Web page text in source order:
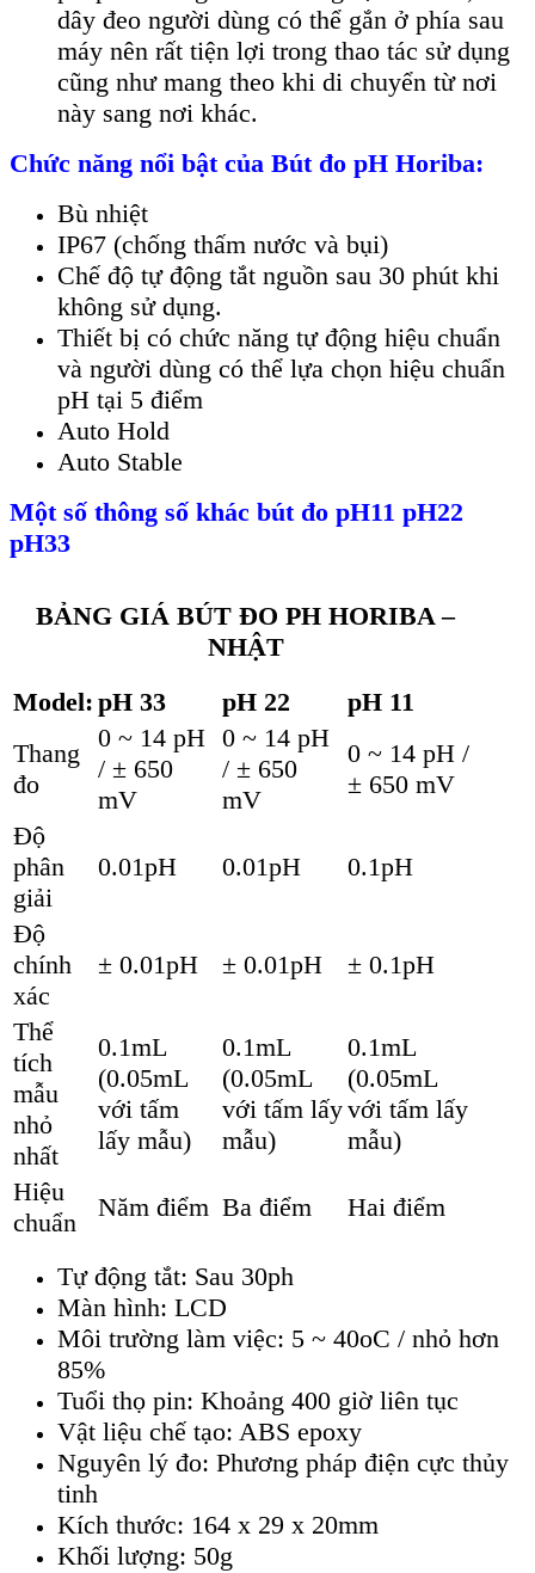
dây đeo người dùng có thể gắn ở phía sau
máy nên rất tiện lợi trong thao tác sử dụng
cũng như mang theo khi di chuyển từ nơi
này sang nơi khác.
Chức năng nổi bật của Bút đo pH Horiba:
Bù nhiệt
IP67 (chống thấm nước và bụi)
Chế độ tự động tắt nguồn sau 30 phút khi
không sử dụng.
Thiết bị có chức năng tự động hiệu chuẩn
và người dùng có thể lựa chọn hiệu chuẩn
pH tại 5 điểm
Auto Hold
Auto Stable
Một số thông số khác bút đo pH11 pH22
pH33
BẢNG GIÁ BÚT ĐO PH HORIBA –
NHẬT
Model: pH 33 pH 22
pH 11
Thang
đo
0 ~ 14 pH
/ ± 650
mV
0 ~ 14 pH
/ ± 650
mV
0 ~ 14 pH /
± 650 mV
Độ
phân
giải
0.01pH 0.01pH 0.1pH
Độ
chính
xác
± 0.01pH ± 0.01pH ± 0.1pH
Thể
tích
mẫu
nhỏ
nhất
0.1mL
(0.05mL
với tấm
lấy mẫu)
0.1mL
(0.05mL
với tấm lấy
mẫu)
0.1mL
(0.05mL
với tấm lấy
mẫu)
Hiệu
chuẩn
Năm điểm Ba điểm Hai điểm
Tự động tắt: Sau 30ph
Màn hình: LCD
Môi trường làm việc: 5 ~ 40oC / nhỏ hơn
85%
Tuổi thọ pin: Khoảng 400 giờ liên tục
Vật liệu chế tạo: ABS epoxy
Nguyên lý đo: Phương pháp điện cực thủy
tinh
Kích thước: 164 x 29 x 20mm
Khối lượng: 50g